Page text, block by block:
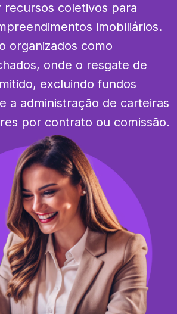
coletivos para
imobiliários.
organizados como
onde o resgate de
excluindo fundos
a administração de carteiras
por contrato ou comissão.